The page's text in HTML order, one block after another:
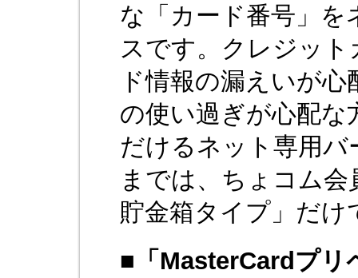
な「カード番号」を
スです。クレジッ
ド情報の漏えいが
の使い過ぎが心配な
だけるネット専用
までは、ちょコム
貯金箱タイプ」だけ
■ 「MasterCardプ